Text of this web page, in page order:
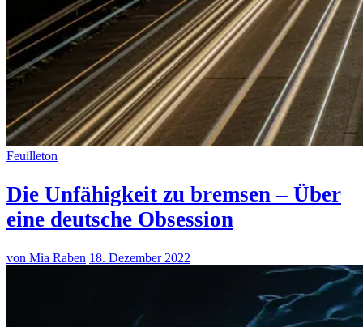
Feuilleton
Die Unfähigkeit zu bremsen – Über
eine deutsche Obsession
von Mia Raben 18. Dezember 2022